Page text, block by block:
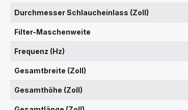
Durchmesser Schlaucheinlass (Zoll)
Filter-Maschenweite
Frequenz (Hz)
Gesamtbreite (Zoll)
Gesamthöhe (Zoll)